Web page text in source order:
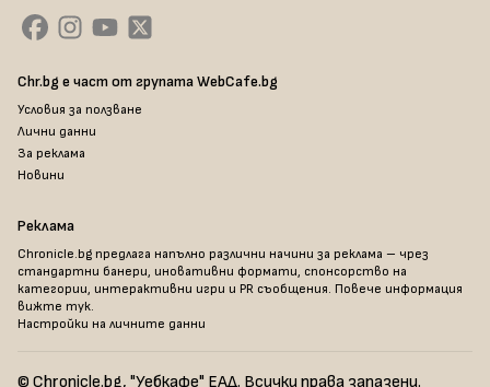
Chr.bg е част от групата WebCafe.bg
Условия за ползване
Лични данни
За реклама
Новини
Реклама
Chronicle.bg предлага напълно различни начини за реклама – чрез
стандартни банери, иновативни формати, спонсорство на
категории, интерактивни игри и PR съобщения. Повече информация
вижте тук.
Настройки на личните данни
© Chronicle.bg, "Уебкафе" ЕАД. Всички права запазени.